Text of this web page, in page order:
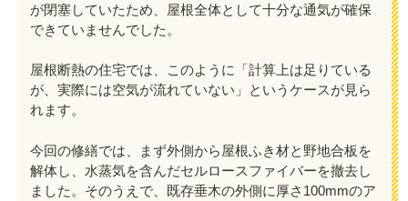
が閉塞していたため、屋根全体として十分な通気が確保
できていませんでした。
屋根断熱の住宅では、このように「計算上は足りている
が、実際には空気が流れていない」というケースが見ら
れます。
今回の修繕では、まず外側から屋根ふき材と野地合板を
解体し、水蒸気を含んだセルロースファイバーを撤去し
ました。そのうえで、既存垂木の外側に厚さ100mmのア